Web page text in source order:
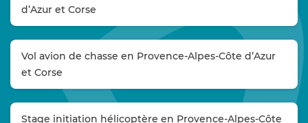
d’Azur et Corse
Vol avion de chasse en Provence-Alpes-Côte d’Azur
et Corse
Stage initiation hélicoptère en Provence-Alpes-Côte